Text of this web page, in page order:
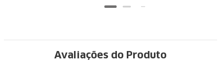
Avaliações do Produto